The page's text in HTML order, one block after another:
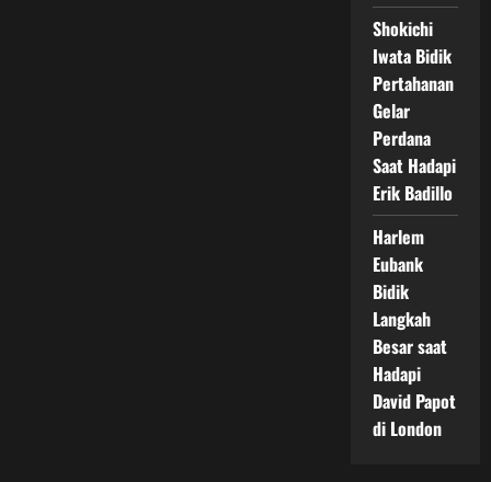
Shokichi
Iwata Bidik
Pertahanan
Gelar
Perdana
Saat Hadapi
Erik Badillo
Harlem
Eubank
Bidik
Langkah
Besar saat
Hadapi
David Papot
di London